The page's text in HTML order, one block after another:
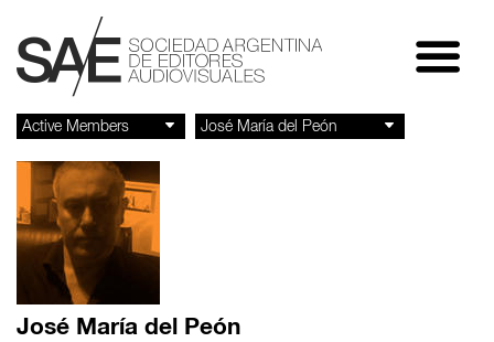
José María del Peón